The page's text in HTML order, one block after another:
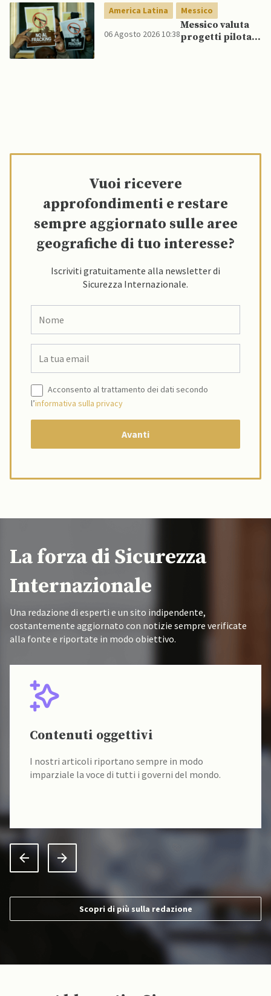
Patriot in
Ucraina,
nonostante
dubbi di Trump,
America Latina Messico
06 Agosto 2026 10:38
Messico valuta
progetti pilota
Vuoi ricevere
approfondimenti e restare
sempre aggiornato sulle aree
geografiche di tuo interesse?
Iscriviti gratuitamente alla newsletter di
Sicurezza Internazionale.
Acconsento al trattamento dei dati secondo
l’informativa sulla privacy
La forza di Sicurezza
Internazionale
Una redazione di esperti e un sito indipendente,
costantemente aggiornato con notizie sempre verificate
alla fonte e riportate in modo obiettivo.
Contenuti oggettivi
I nostri articoli riportano sempre in modo
imparziale la voce di tutti i governi del mondo.
Scopri di più sulla redazione